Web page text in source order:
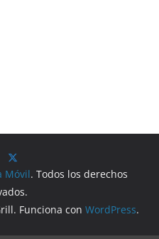
Móvil. Todos los derechos
Funciona con WordPress.